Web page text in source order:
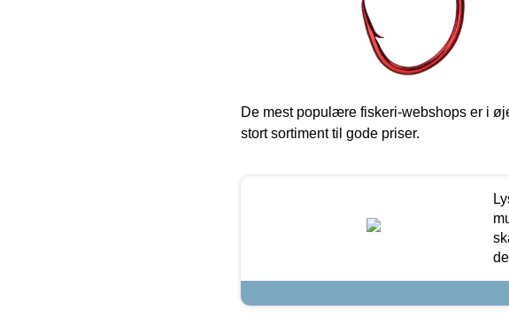
De mest populære fiskeri-webshops er i
stort sortiment til gode priser.